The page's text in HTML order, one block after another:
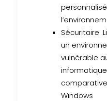
personnalisé
Sécuritaire:
un
vulnérable
Windows